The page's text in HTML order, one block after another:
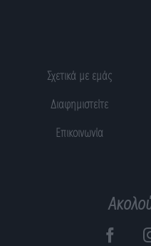
Σχετικά με εμάς
Διαφημιστείτε
Επικοινωνία